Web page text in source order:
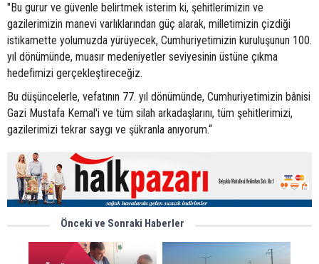
"Bu gurur ve güvenle belirtmek isterim ki, şehitlerimizin ve
gazilerimizin manevi varlıklarından güç alarak, milletimizin çizdiği
istikamette yolumuzda yürüyecek, Cumhuriyetimizin kuruluşunun 100.
yıl dönümünde, muasır medeniyetler seviyesinin üstüne çıkma
hedefimizi gerçekleştireceğiz.
Bu düşüncelerle, vefatının 77. yıl dönümünde, Cumhuriyetimizin bânisi
Gazi Mustafa Kemal'i ve tüm silah arkadaşlarını, tüm şehitlerimizi,
gazilerimizi tekrar saygı ve şükranla anıyorum.“
Önceki ve Sonraki Haberler